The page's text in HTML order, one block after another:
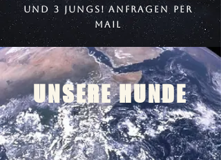
und 3 Jungs! Anfragen per
Mail
UNSERE HUNDE